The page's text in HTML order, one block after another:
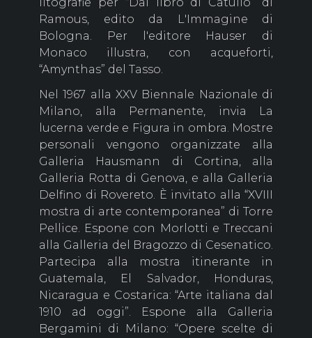
litografie per “Dal libro di Catullo” di
Ramous, edito da L'Immagine di
Bologna. Per l'editore Hauser di
Monaco illustra, con acqueforti,
“Amynthas” del Tasso.
Nel 1967 alla XXV Biennale Nazionale di
Milano, alla Permanente, invia La
lucerna verde e Figura in ombra. Mostre
personali vengono organizzate alla
Galleria Hausmann di Cortina, alla
Galleria Rotta di Genova, e alla Galleria
Delfino di Rovereto. È invitato alla “XVIII
mostra di arte contemporanea” di Torre
Pellice. Espone con Morlotti e Treccani
alla Galleria del Bragozzo di Cesenatico.
Partecipa alla mostra itinerante in
Guatemala, El Salvador, Honduras,
Nicaragua e Costarica: “Arte italiana dal
1910 ad oggi”. Espone alla Galleria
Bergamini di Milano: “Opere scelte di